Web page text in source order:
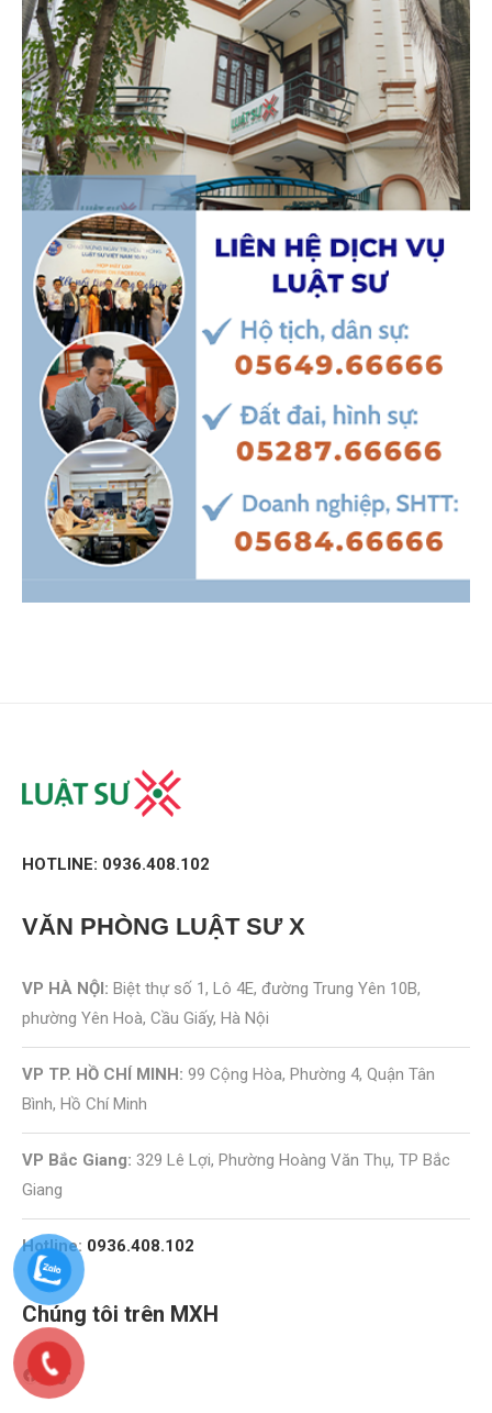
HOTLINE: 0936.408.102
VĂN PHÒNG LUẬT SƯ X
VP HÀ NỘI: Biệt thự số 1, Lô 4E, đường Trung Yên 10B,
phường Yên Hoà, Cầu Giấy, Hà Nội
VP TP. HỒ CHÍ MINH: 99 Cộng Hòa, Phường 4, Quận Tân
Bình, Hồ Chí Minh
VP Bắc Giang: 329 Lê Lợi, Phường Hoàng Văn Thụ, TP Bắc
Giang
Hotline: 0936.408.102
Chúng tôi trên MXH